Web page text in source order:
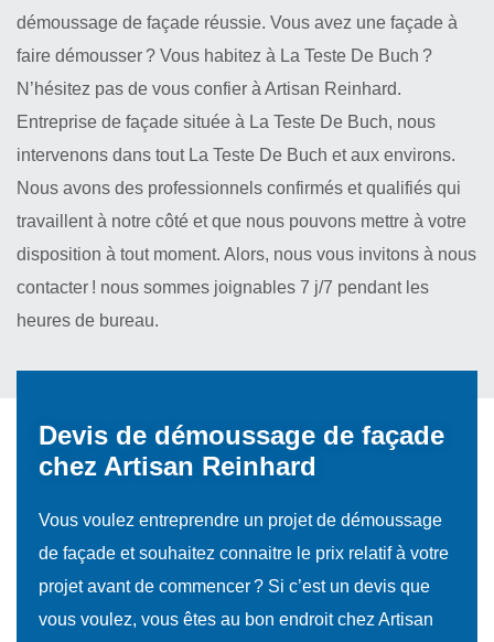
démoussage de façade réussie. Vous avez une façade à
faire démousser ? Vous habitez à La Teste De Buch ?
N’hésitez pas de vous confier à Artisan Reinhard.
Entreprise de façade située à La Teste De Buch, nous
intervenons dans tout La Teste De Buch et aux environs.
Nous avons des professionnels confirmés et qualifiés qui
travaillent à notre côté et que nous pouvons mettre à votre
disposition à tout moment. Alors, nous vous invitons à nous
contacter ! nous sommes joignables 7 j/7 pendant les
heures de bureau.
Devis de démoussage de façade
chez Artisan Reinhard
Vous voulez entreprendre un projet de démoussage
de façade et souhaitez connaitre le prix relatif à votre
projet avant de commencer ? Si c’est un devis que
vous voulez, vous êtes au bon endroit chez Artisan